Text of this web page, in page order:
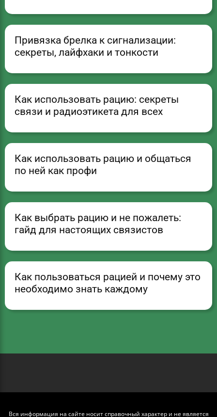
Привязка брелка к сигнализации:
секреты, лайфхаки и тонкости
Как использовать рацию: секреты
связи и радиоэтикета для всех
Как использовать рацию и общаться
по ней как профи
Как выбрать рацию и не пожалеть:
гайд для настоящих связистов
Как пользоваться рацией и почему это
необходимо знать каждому
Вся информация на сайте носит справочный характер и не является